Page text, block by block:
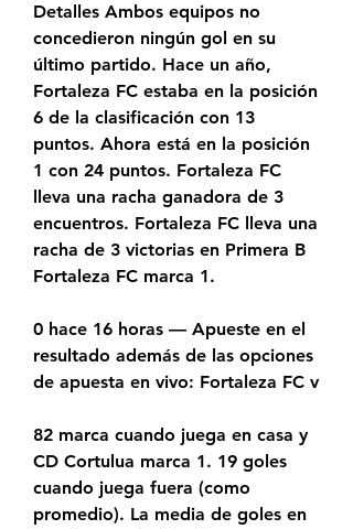
Detalles Ambos equipos no
concedieron ningún gol en su
último partido. Hace un año,
Fortaleza FC estaba en la posición
6 de la clasificación con 13
puntos. Ahora está en la posición
1 con 24 puntos. Fortaleza FC
lleva una racha ganadora de 3
encuentros. Fortaleza FC lleva una
racha de 3 victorias en Primera B
Fortaleza FC marca 1.
0 hace 16 horas — Apueste en el
resultado además de las opciones
de apuesta en vivo: Fortaleza FC v
82 marca cuando juega en casa y
CD Cortulua marca 1. 19 goles
cuando juega fuera (como
promedio). La media de goles en